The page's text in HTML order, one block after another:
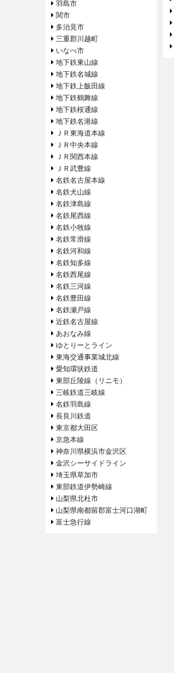
羽島市
関市
多治見市
三重郡川越町
いなべ市
地下鉄東山線
地下鉄名城線
地下鉄上飯田線
地下鉄鶴舞線
地下鉄桜通線
地下鉄名港線
ＪＲ東海道本線
ＪＲ中央本線
ＪＲ関西本線
ＪＲ武豊線
名鉄名古屋本線
名鉄犬山線
名鉄津島線
名鉄尾西線
名鉄小牧線
名鉄常滑線
名鉄河和線
名鉄知多線
名鉄西尾線
名鉄三河線
名鉄豊田線
名鉄瀬戸線
近鉄名古屋線
あおなみ線
ゆとりーとライン
東海交通事業城北線
愛知環状鉄道
東部丘陵線（リニモ）
三岐鉄道三岐線
名鉄羽島線
長良川鉄道
東京都大田区
京急本線
神奈川県横浜市金沢区
金沢シーサイドライン
埼玉県草加市
東部鉄道伊勢崎線
山梨県北杜市
山梨県南都留郡富士河口湖町
富士急行線